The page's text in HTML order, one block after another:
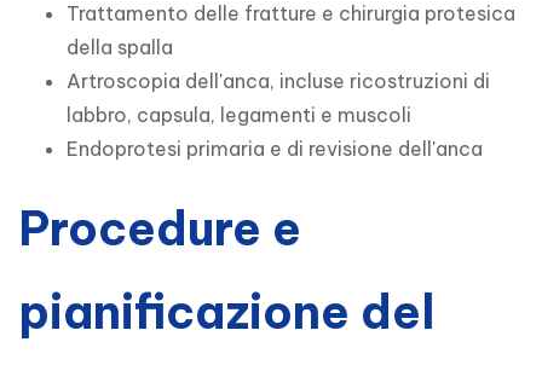
Trattamento delle fratture e chirurgia protesica
della spalla
Artroscopia dell'anca, incluse ricostruzioni di
labbro, capsula, legamenti e muscoli
Endoprotesi primaria e di revisione dell'anca
Procedure e
pianificazione del